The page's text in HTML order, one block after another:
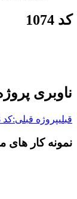
کد 1074
ناوبری
قبلیپروژه قبلی:کد 1073
نمونه کار های